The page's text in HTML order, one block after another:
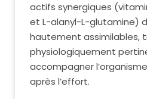
actifs synergiques
et L-alanyl-L-glutamine)
hautement assimilables,
physiologiquement
accompagner
après l’effort.